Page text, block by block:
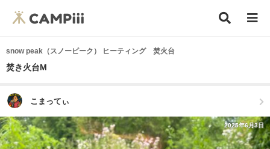
snow peak（スノーピーク） ヒーティング 焚火台
焚き火台M
こまってぃ
2025年6月3日